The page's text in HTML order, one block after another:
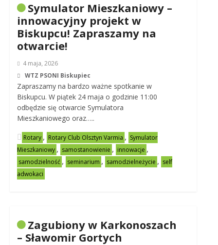
Symulator Mieszkaniowy –
innowacyjny projekt w
Biskupcu! Zapraszamy na
otwarcie!
4 maja, 2026
WTZ PSONI Biskupiec
Zapraszamy na bardzo ważne spotkanie w
Biskupcu. W piątek 24 maja o godzinie 11:00
odbędzie się otwarcie Symulatora
Mieszkaniowego oraz…..
Rotary , Rotary Club Olsztyn Varmia , Symulator
Mieszkaniowy , samostanowienie , innowacje ,
samodzielność , seminarium , samodzielneżycie , self
adwokaci
Zagubiony w Karkonoszach
– Sławomir Gortych